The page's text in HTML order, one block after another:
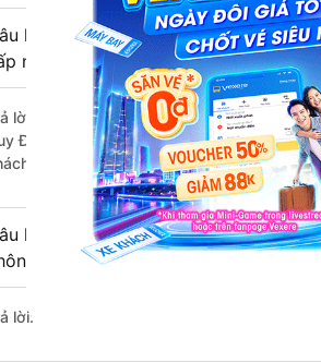
hỏi: Review xe đi Bến xe Yên
nhất?
lời: Những hãng xe đi Hải Phòng Bến xe
Đất Cảng đi Bến xe Yên Nghĩa từ Hải
hàng).
hỏi: Có loại xe Hải Phòng Bến xe
lời: Hiện tại chưa có nhà xe nào có loại xe